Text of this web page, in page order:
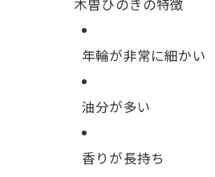
木曽ひのきの特徴
年輪が非常に細かい
油分が多い
香りが長持ち